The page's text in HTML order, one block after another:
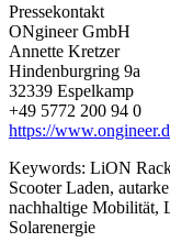
Pressekontakt
ONgineer GmbH
Annette Kretzer
Hindenburgring 9a
32339 Espelkamp
+49 5772 200 94 0
https://
Keywords: LiON
Scooter Laden,
nachhaltige Mobilität,
Solarenergie